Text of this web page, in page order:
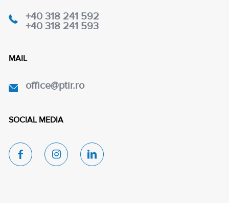
+40 318 241 592
+40 318 241 593
MAIL
office@ptir.ro
SOCIAL MEDIA